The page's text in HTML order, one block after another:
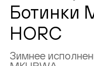
Ботинки
HORC
Зимнее